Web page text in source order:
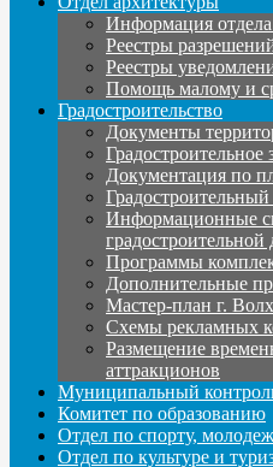
Информация
Реестры
Реестры
Помощь малому и
Градостроительство
Документы
Градостроительное
Документация по
Градостроительный
Информационные
градостроительной
Программы
Дополнительные
Мастер-план г.
Схемы рекламных
Размещение
аттракционов
Муниципальный
Комитет по образованию
Отдел по спорту,
Отдел по культуре и